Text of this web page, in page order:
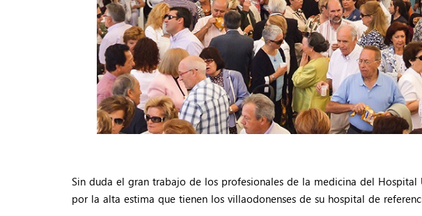
Sin duda el gran trabajo de los profesionales de la medicina del Hospital
por la alta estima que tienen los villaodonenses de su hospital de